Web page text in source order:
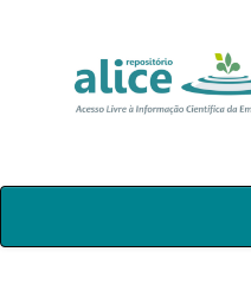
Skip